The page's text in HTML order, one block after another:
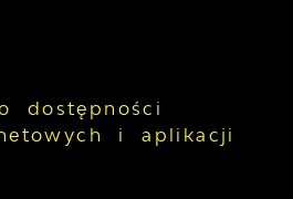
dostępności
i aplikacji